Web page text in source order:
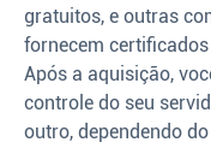
gratuitos, e outras
fornecem
Após a aquisição,
controle do seu
outro, dependendo